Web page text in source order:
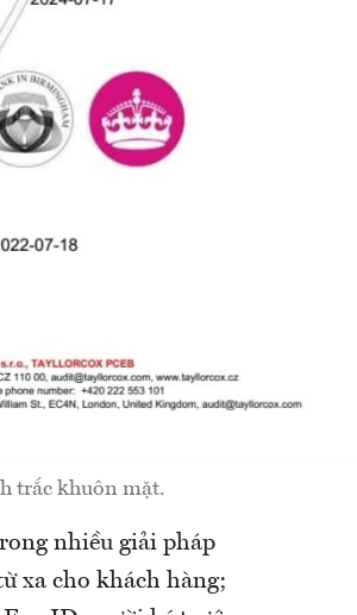
trắc khuôn mặt.
nhiều giải pháp
xa cho khách hàng;